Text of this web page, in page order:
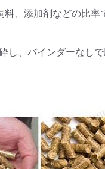
、添加剤などの比
、バインダーなしで